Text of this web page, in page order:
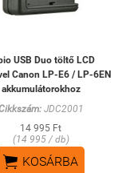
USB Duo töltő LCD
Canon LP-E6 / LP-6EN
akkumulátorokhoz
JDC2001
14 995 Ft
(14 995 / db)
 KOSÁRBA